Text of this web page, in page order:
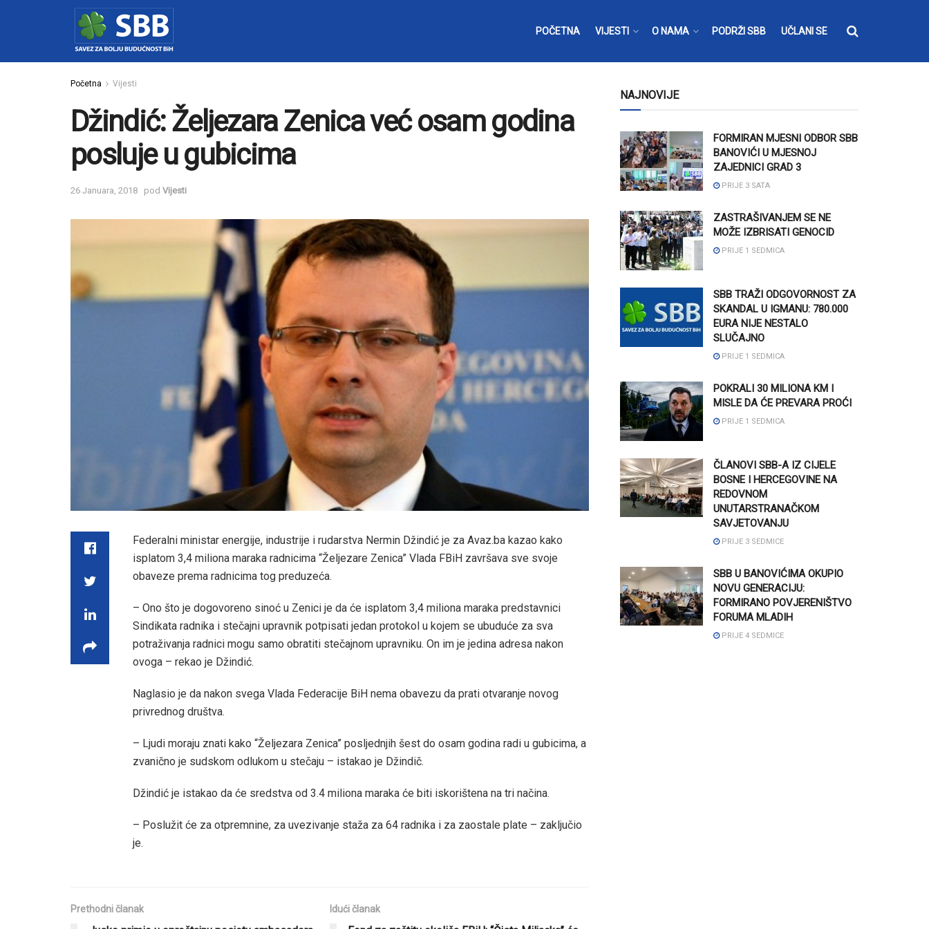
POČETNA VIJESTI O NAMA PODRŽI SBB UČLANI SE
Početna Vijesti
Džindić: Željezara Zenica već osam godina
posluje u gubicima
26 Januara, 2018 pod Vijesti
Federalni ministar energije, industrije i rudarstva Nermin Džindić je za Avaz.ba kazao kako
isplatom 3,4 miliona maraka radnicima “Željezare Zenica” Vlada FBiH završava sve svoje
obaveze prema radnicima tog preduzeća.
– Ono što je dogovoreno sinoć u Zenici je da će isplatom 3,4 miliona maraka predstavnici
Sindikata radnika i stečajni upravnik potpisati jedan protokol u kojem se ubuduće za sva
potraživanja radnici mogu samo obratiti stečajnom upravniku. On im je jedina adresa nakon
ovoga – rekao je Džindić.
Naglasio je da nakon svega Vlada Federacije BiH nema obavezu da prati otvaranje novog
privrednog društva.
– Ljudi moraju znati kako “Željezara Zenica” posljednjih šest do osam godina radi u gubicima, a
zvanično je sudskom odlukom u stečaju – istakao je Džindič.
Džindić je istakao da će sredstva od 3.4 miliona maraka će biti iskorištena na tri načina.
– Poslužit će za otpremnine, za uvezivanje staža za 64 radnika i za zaostale plate – zaključio
je.
Prethodni članak Idući članak
NAJNOVIJE
FORMIRAN MJESNI ODBOR SBB
BANOVIĆI U MJESNOJ
ZAJEDNICI GRAD 3
PRIJE 3 SATA
ZASTRAŠIVANJEM SE NE
MOŽE IZBRISATI GENOCID
PRIJE 1 SEDMICA
SBB TRAŽI ODGOVORNOST ZA
SKANDAL U IGMANU: 780.000
EURA NIJE NESTALO
SLUČAJNO
PRIJE 1 SEDMICA
POKRALI 30 MILIONA KM I
MISLE DA ĆE PREVARA PROĆI
PRIJE 1 SEDMICA
ČLANOVI SBB-A IZ CIJELE
BOSNE I HERCEGOVINE NA
REDOVNOM
UNUTARSTRANAČKOM
SAVJETOVANJU
PRIJE 3 SEDMICE
SBB U BANOVIĆIMA OKUPIO
NOVU GENERACIJU:
FORMIRANO POVJERENIŠTVO
FORUMA MLADIH
PRIJE 4 SEDMICE